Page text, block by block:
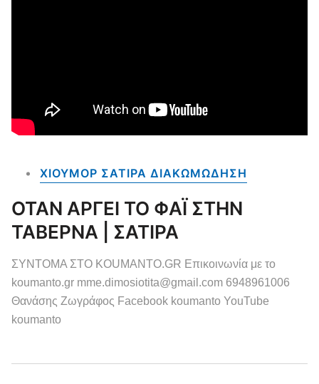
ΧΙΟΥΜΟΡ ΣΑΤΙΡΑ ΔΙΑΚΩΜΩΔΗΣΗ
ΟΤΑΝ ΑΡΓΕΙ ΤΟ ΦΑΪ ΣΤΗΝ
ΤΑΒΕΡΝΑ | ΣΑΤΙΡΑ
ΣΥΝΤΟΜΑ ΣΤΟ KOUMANTO.GR Επικοινωνία με το
koumanto.gr mme.dimosiotita@gmail.com 6948961006
Θανάσης Ζωγράφος Facebook koumanto YouTube
koumanto